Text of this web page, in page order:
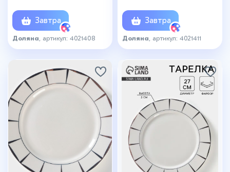
Завтра
Доляна , артикул: 4021408
Завтра
Доляна , артикул: 4021411